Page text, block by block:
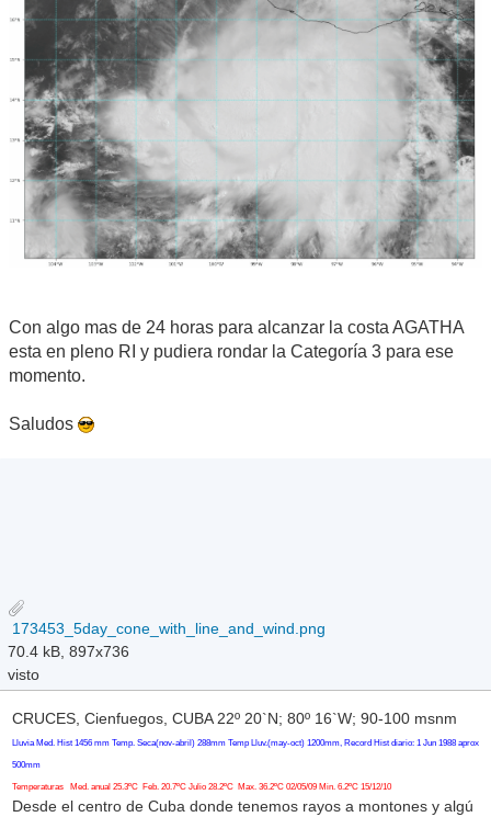
Con algo mas de 24 horas para alcanzar la costa AGATHA
esta en pleno RI y pudiera rondar la Categoría 3 para ese
momento.
Saludos
173453_5day_cone_with_line_and_wind.png
70.4 kB, 897x736
visto
CRUCES, Cienfuegos, CUBA 22º 20`N; 80º 16`W; 90-100 msnm
Lluvia Med. Hist 1456 mm Temp. Seca(nov-abril) 288mm Temp Lluv.(may-oct) 1200mm, Record Hist diario: 1 Jun 1988 aprox
500mm
Temperaturas Med. anual 25.3ºC Feb. 20.7ºC Julio 28.2ºC Max. 36.2ºC 02/05/09 Min. 6.2ºC 15/12/10
Desde el centro de Cuba donde tenemos rayos a montones y algú